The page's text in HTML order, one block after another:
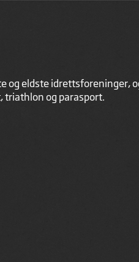
og eldste idrettsforeninger,
triathlon og parasport.